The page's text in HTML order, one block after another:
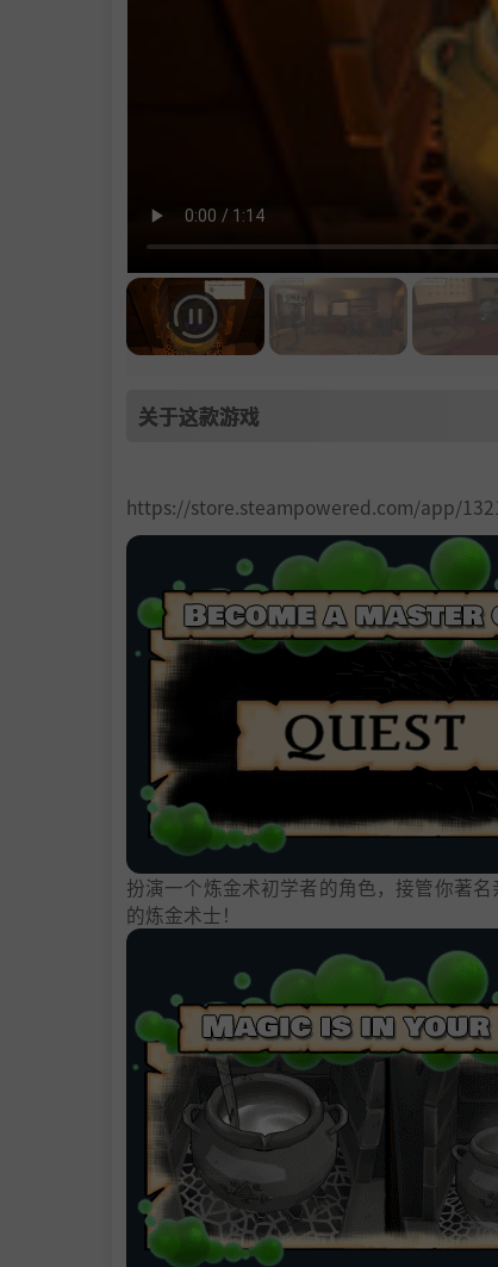
关于这款游戏
https://store.steampowered.com/app/
扮演一个炼金术初学者的角色，接管你著
的炼金术士！